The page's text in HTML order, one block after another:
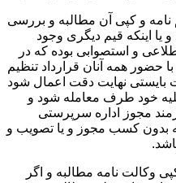
نامه و کپی آن مطالبه و بررسی
یا اینکه قیم دیگری وجود
و استصوابی بوده که در
همه آنان قرارداد تنظیم
بایستی نهایت دقت اعمال شود
خود طرف معامله شود و
مجوز اداره سرپرستی
بدون کسب مجوز و یا تصویب و
وکالت نامه مطالبه و اگر